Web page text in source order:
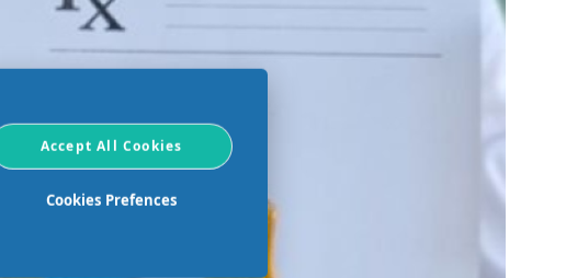
Accept All Cookies
Cookies Prefences